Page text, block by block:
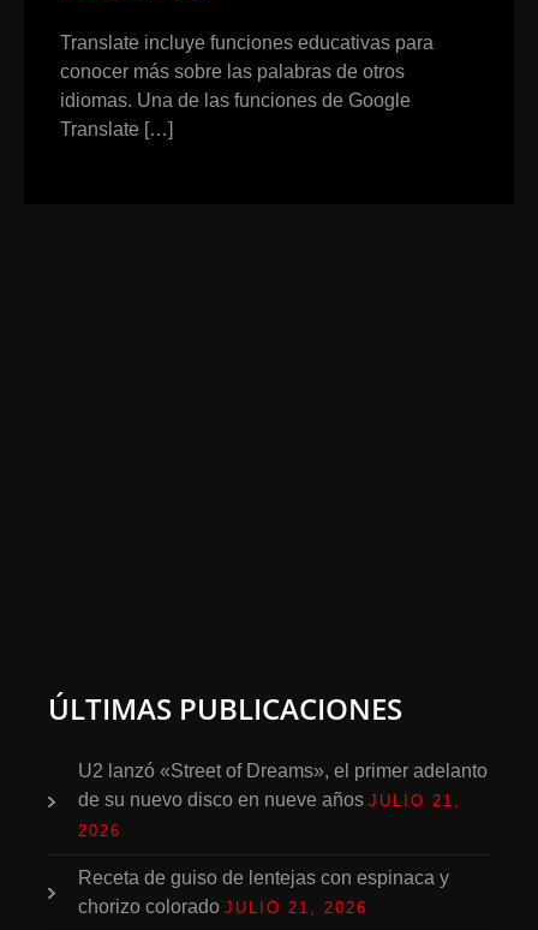
Translate incluye funciones educativas para
conocer más sobre las palabras de otros
idiomas. Una de las funciones de Google
Translate […]
ÚLTIMAS PUBLICACIONES
U2 lanzó «Street of Dreams», el primer adelanto
de su nuevo disco en nueve años JULIO 21,
2026
Receta de guiso de lentejas con espinaca y
chorizo colorado JULIO 21, 2026